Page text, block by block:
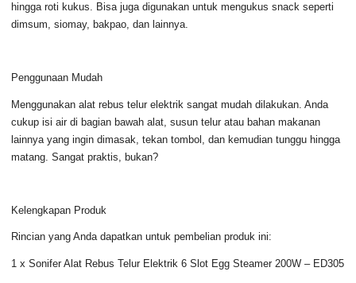
hingga roti kukus. Bisa juga digunakan untuk mengukus snack seperti
dimsum, siomay, bakpao, dan lainnya.
Penggunaan Mudah
Menggunakan alat rebus telur elektrik sangat mudah dilakukan. Anda
cukup isi air di bagian bawah alat, susun telur atau bahan makanan
lainnya yang ingin dimasak, tekan tombol, dan kemudian tunggu hingga
matang. Sangat praktis, bukan?
Kelengkapan Produk
Rincian yang Anda dapatkan untuk pembelian produk ini:
1 x Sonifer Alat Rebus Telur Elektrik 6 Slot Egg Steamer 200W – ED305